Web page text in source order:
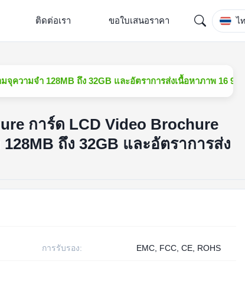
ติดต่อเรา ขอใบเสนอราคา ไ
วามจํา 128MB ถึง 32GB และอัตราการส่งเนื้อหาภาพ 16 9
การ์ด LCD Video Brochure
ถึง 32GB และอัตราการส่ง
การรับรอง: EMC, FCC, CE, ROHS